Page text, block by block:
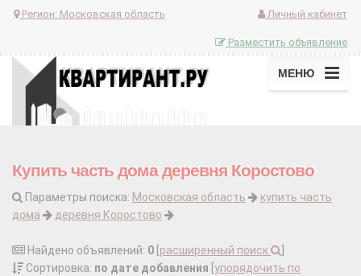
Регион: Московская область Личный кабинет
Разместить объявление
МЕНЮ
Купить часть дома деревня Коростово
Параметры поиска: Московская область
купить часть
дома
деревня Коростово
Найдено объявлений: 0 расширенный поиск
Сортировка: по дате добавления упорядочить по